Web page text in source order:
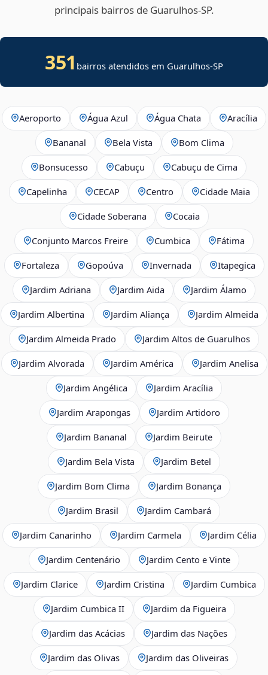
principais bairros de Guarulhos‑SP.
351 bairros atendidos em Guarulhos-SP
Aeroporto Água Azul Água Chata Aracília
Bananal Bela Vista Bom Clima
Bonsucesso Cabuçu Cabuçu de Cima
Capelinha CECAP Centro Cidade Maia
Cidade Soberana Cocaia
Conjunto Marcos Freire Cumbica Fátima
Fortaleza Gopoúva Invernada Itapegica
Jardim Adriana Jardim Aida Jardim Álamo
Jardim Albertina Jardim Aliança Jardim Almeida
Jardim Almeida Prado Jardim Altos de Guarulhos
Jardim Alvorada Jardim América Jardim Anelisa
Jardim Angélica Jardim Aracília
Jardim Arapongas Jardim Artidoro
Jardim Bananal Jardim Beirute
Jardim Bela Vista Jardim Betel
Jardim Bom Clima Jardim Bonança
Jardim Brasil Jardim Cambará
Jardim Canarinho Jardim Carmela Jardim Célia
Jardim Centenário Jardim Cento e Vinte
Jardim Clarice Jardim Cristina Jardim Cumbica
Jardim Cumbica II Jardim da Figueira
Jardim das Acácias Jardim das Nações
Jardim das Olivas Jardim das Oliveiras